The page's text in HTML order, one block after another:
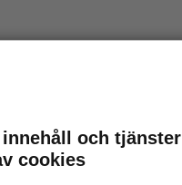
ditt
69 551företag
på hitta.se och syns
och
cookies